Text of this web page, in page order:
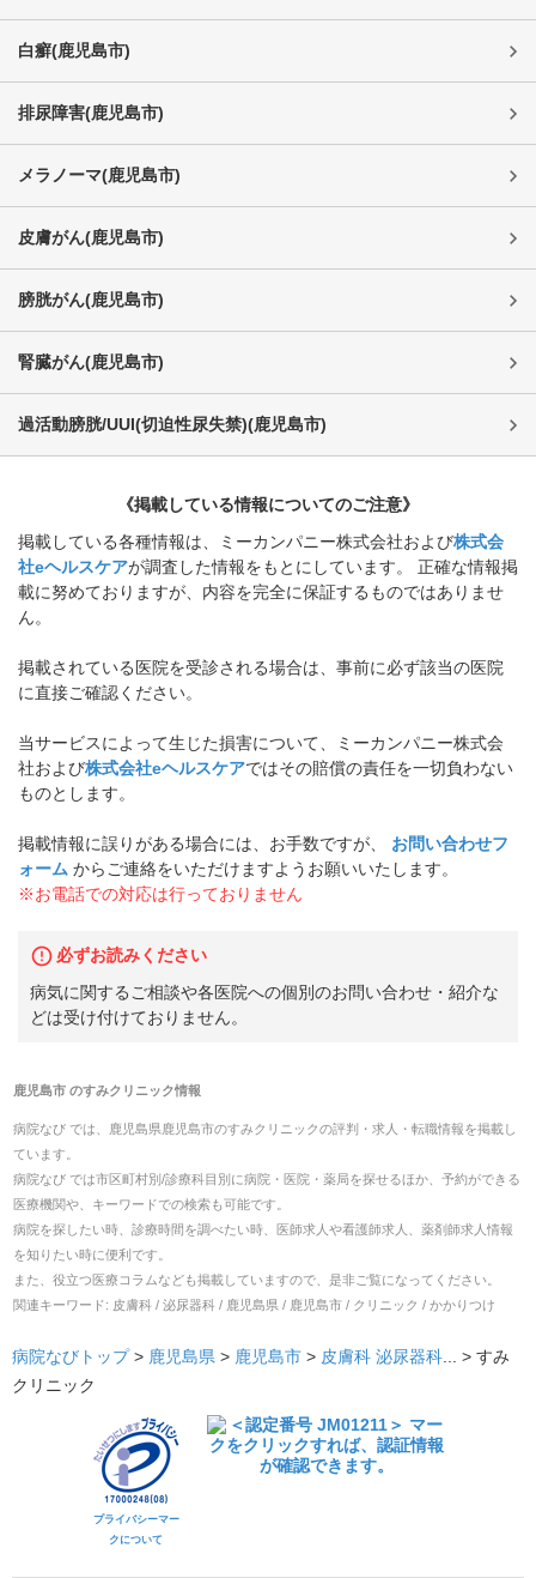
白癬(鹿児島市)
排尿障害(鹿児島市)
メラノーマ(鹿児島市)
皮膚がん(鹿児島市)
膀胱がん(鹿児島市)
腎臓がん(鹿児島市)
過活動膀胱/UUI(切迫性尿失禁)(鹿児島市)
《掲載している情報についてのご注意》
掲載している各種情報は、ミーカンパニー株式会社および株式会
社eヘルスケアが調査した情報をもとにしています。 正確な情報掲
載に努めておりますが、内容を完全に保証するものではありませ
ん。
掲載されている医院を受診される場合は、事前に必ず該当の医院
に直接ご確認ください。
当サービスによって生じた損害について、ミーカンパニー株式会
社および株式会社eヘルスケアではその賠償の責任を一切負わない
ものとします。
掲載情報に誤りがある場合には、お手数ですが、
お問い合わせフ
ォーム からご連絡をいただけますようお願いいたします。
※お電話での対応は行っておりません
必ずお読みください
病気に関するご相談や各医院への個別のお問い合わせ・紹介な
どは受け付けておりません。
鹿児島市のすみクリニック情報
病院なび では、 鹿児島県鹿児島市のすみクリニックの評判・求人・転職情報を掲載し
ています。
病院なび では市区町村別/診療科目別に病院・医院・薬局を探せるほか、予約ができる
医療機関や、キーワードでの検索も可能です。
病院を探したい時、診療時間を調べたい時、医師求人や看護師求人、薬剤師求人情報
を知りたい時に便利です。
また、役立つ医療コラムなども掲載していますので、是非ご覧になってください。
関連キーワード: 皮膚科 / 泌尿器科 / 鹿児島県 / 鹿児島市 / クリニック / かかりつけ
病院なびトップ> 鹿児島県 > 鹿児島市 > 皮膚科 泌尿器科 ... > すみ
クリニック
プライバシーマー
クについて